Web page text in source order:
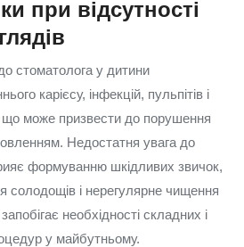
при відсутності
стоматолога у дитини
карієсу, інфекцій, пульпітів і
що може призвести до порушення
Недостатня увага до
формуванню шкідливих звичок,
солодощів і нерегулярне чищення
необхідності складних і
у майбутньому.